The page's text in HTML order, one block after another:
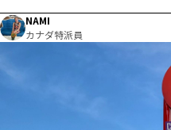
NAMI
カナダ特派員